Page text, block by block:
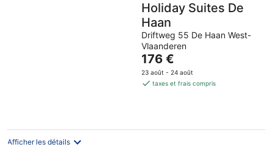
Holiday Suites De
Haan
Driftweg 55 De Haan West-
Vlaanderen
Le
prix
est
nuit
176 €
23 août - 24 août
taxes et frais compris
Afficher les détails